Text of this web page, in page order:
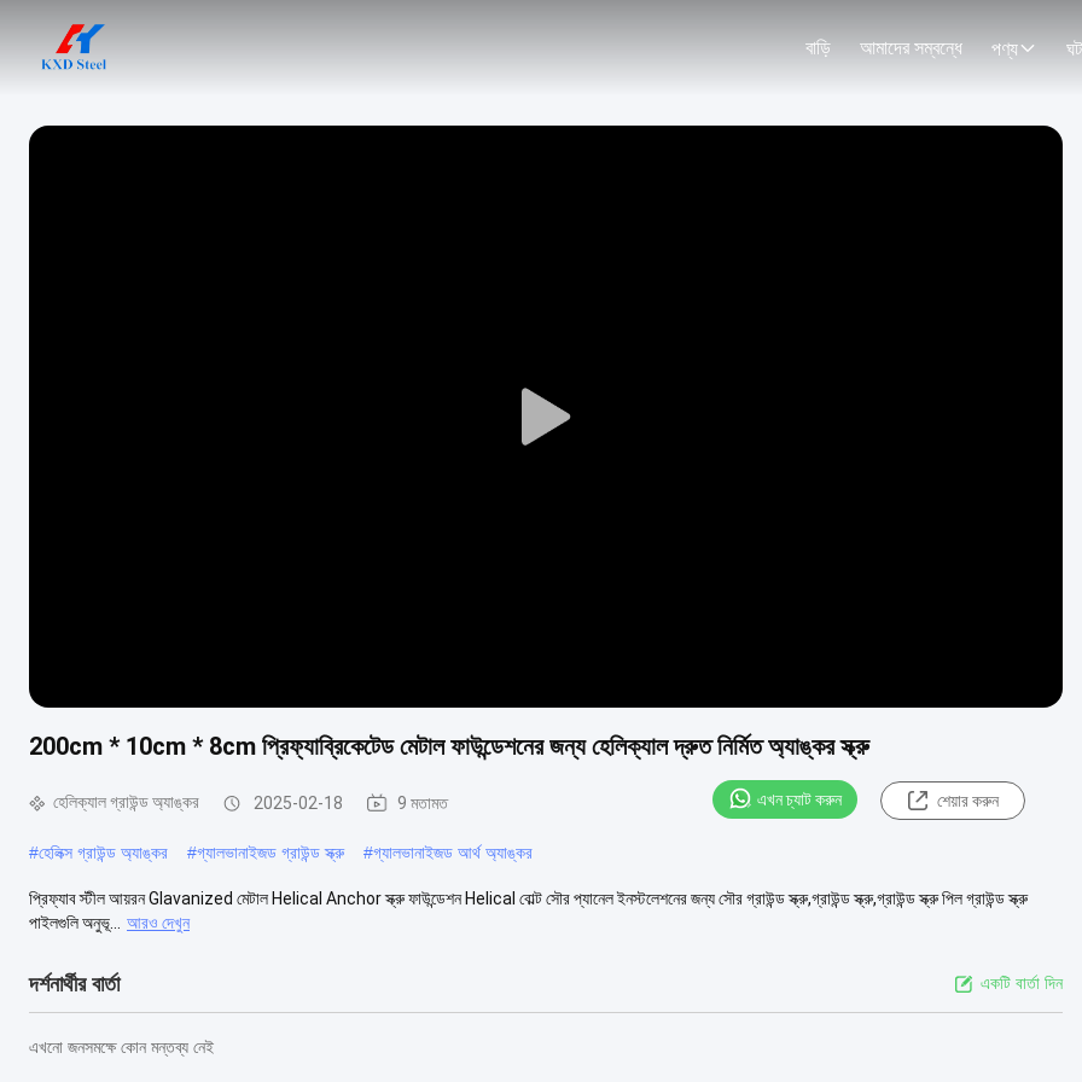
বাড়ি আমাদের সম্বন্ধে পণ্য
Play
200cm * 10cm * 8cm প্রিফ্যাব্রিকেটেড মেটাল ফাউন্ডেশনের জন্য হেলিক্যাল দ্রুত নির্মিত অ্যাঙ্কর স্ক্রু
হেলিক্যাল গ্রাউন্ড অ্যাঙ্কর 2025-02-18 9 মতামত এখন চ্যাট করুন শেয়ার করুন
#হেলিক্স গ্রাউন্ড অ্যাঙ্কর #গ্যালভানাইজড গ্রাউন্ড স্ক্রু #গ্যালভানাইজড আর্থ অ্যাঙ্কর
প্রিফ্যাব স্টীল আয়রন Glavanized মেটাল Helical Anchor স্ক্রু ফাউন্ডেশন Helical বোল্ট সৌর প্যানেল ইনস্টলেশনের জন্য সৌর গ্রাউন্ড স্ক্রু,গ্রাউন্ড স্ক্রু,গ্রাউন্ড স্ক্রু পিল গ্রাউন্ড স্ক্রু
পাইলগুলি অনুভূ...
আরও দেখুন
দর্শনার্থীর বার্তা একটি বার্তা দিন
এখনো জনসমক্ষে কোন মন্তব্য নেই